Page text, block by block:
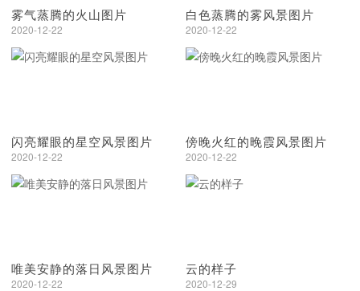
雾气蒸腾的火山图片
2020-12-22
白色蒸腾的雾风景图片
2020-12-22
闪亮耀眼的星空风景图片
2020-12-22
傍晚火红的晚霞风景图片
2020-12-22
唯美安静的落日风景图片
2020-12-22
云的样子
2020-12-29